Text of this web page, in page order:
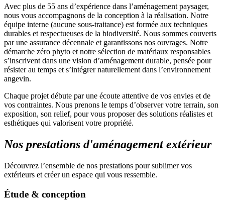
Avec plus de 55 ans d’expérience dans l’aménagement paysager,
nous vous accompagnons de la conception à la réalisation. Notre
équipe interne (aucune sous-traitance) est formée aux techniques
durables et respectueuses de la biodiversité. Nous sommes couverts
par une assurance décennale et garantissons nos ouvrages. Notre
démarche zéro phyto et notre sélection de matériaux responsables
s’inscrivent dans une vision d’aménagement durable, pensée pour
résister au temps et s’intégrer naturellement dans l’environnement
angevin.
Chaque projet débute par une écoute attentive de vos envies et de
vos contraintes. Nous prenons le temps d’observer votre terrain, son
exposition, son relief, pour vous proposer des solutions réalistes et
esthétiques qui valorisent votre propriété.
Nos prestations d'aménagement extérieur
Découvrez l’ensemble de nos prestations pour sublimer vos
extérieurs et créer un espace qui vous ressemble.
Étude & conception